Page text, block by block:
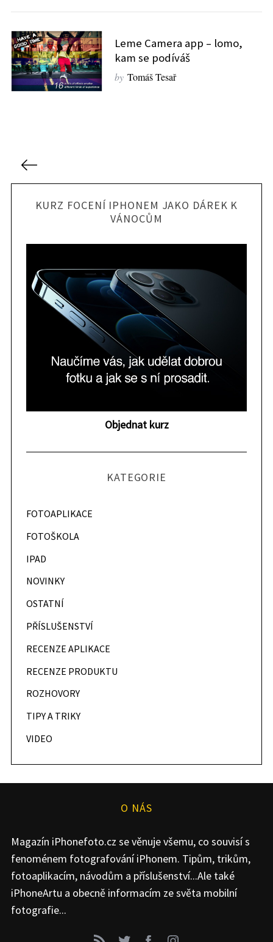
Leme Camera app – lomo,
kam se podíváš
by Tomáš Tesař
v
KURZ FOCENÍ IPHONEM JAKO DÁREK K
VÁNOCŮM
Objednat kurz
KATEGORIE
FOTOAPLIKACE
FOTOŠKOLA
IPAD
NOVINKY
OSTATNÍ
PŘÍSLUŠENSTVÍ
RECENZE APLIKACE
RECENZE PRODUKTU
ROZHOVORY
TIPY A TRIKY
VIDEO
O NÁS
Magazín iPhonefoto.cz se věnuje všemu, co souvisí s
fenoménem fotografování iPhonem. Tipům, trikům,
fotoaplikacím, návodům a příslušenství...Ale také
iPhoneArtu a obecně informacím ze světa mobilní
fotografie...